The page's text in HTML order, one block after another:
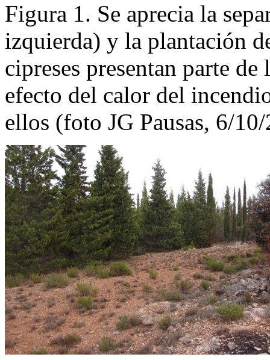
Figura 1. Se aprecia la
izquierda) y la plantación
cipreses presentan parte
efecto del calor del
ellos (foto JG Pausas, 6/